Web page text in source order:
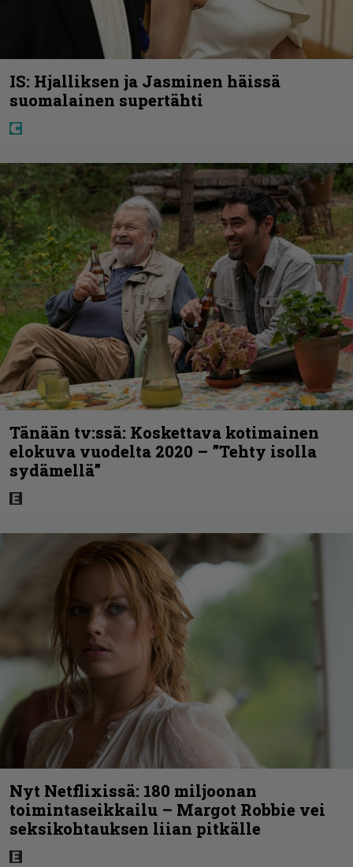
IS: Hjalliksen ja Jasminen häissä
suomalainen supertähti
Tänään tv:ssä: Koskettava kotimainen
elokuva vuodelta 2020 – ”Tehty isolla
sydämellä”
Nyt Netflixissä: 180 miljoonan
toimintaseikkailu – Margot Robbie vei
seksikohtauksen liian pitkälle